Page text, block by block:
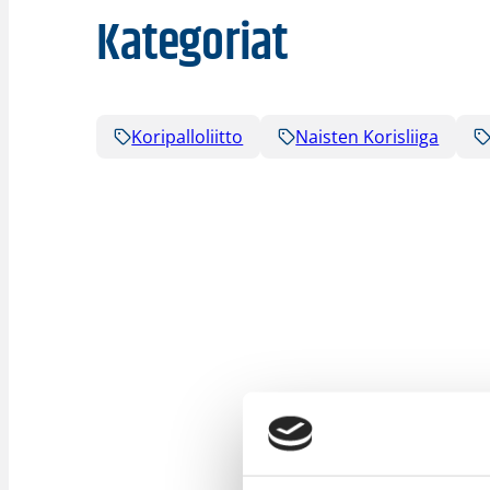
Kategoriat
Koripalloliitto Naisten Korisliiga